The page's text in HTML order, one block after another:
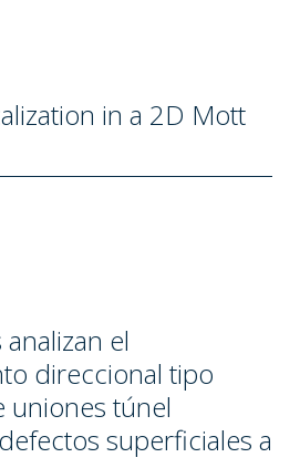
in a 2D Mott
el
direccional tipo
uniones túnel
superficiales a